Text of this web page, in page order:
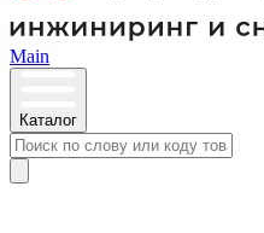
Main
Каталог